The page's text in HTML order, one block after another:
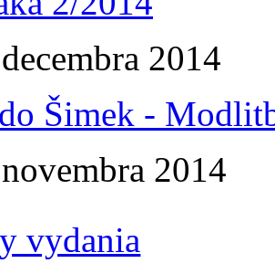
2014
Šimek -
2014
vydania